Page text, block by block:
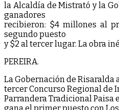
la Alcaldía de Mistrató y la
ganadores
recibieron: $4 millones al
segundo puesto
y $2 al tercer lugar. La obra
PEREIRA.
La Gobernación de Risaralda
tercer Concurso Regional de
Parrandera Tradicional Paisa